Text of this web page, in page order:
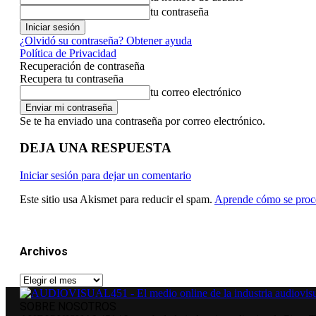
tu contraseña
¿Olvidó su contraseña? Obtener ayuda
Política de Privacidad
Recuperación de contraseña
Recupera tu contraseña
tu correo electrónico
Se te ha enviado una contraseña por correo electrónico.
DEJA UNA RESPUESTA
Iniciar sesión para dejar un comentario
Este sitio usa Akismet para reducir el spam. Aprende cómo se
Archivos
Archivos